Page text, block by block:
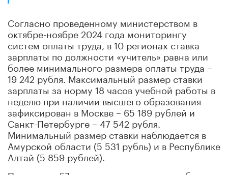
Согласно проведенному министерством в
октябре-ноябре 2024 года мониторингу
систем оплаты труда, в 10 регионах ставка
зарплаты по должности «учитель» равна или
более минимального размера оплаты труда –
19 242 рубля. Максимальный размер ставки
зарплаты за норму 18 часов учебной работы в
неделю при наличии высшего образования
зафиксирован в Москве – 65 189 рублей и
Санкт-Петербурге – 47 542 рубля.
Минимальный размер ставки наблюдается в
Амурской области (5 531 рубль) и в Республике
Алтай (5 859 рублей).